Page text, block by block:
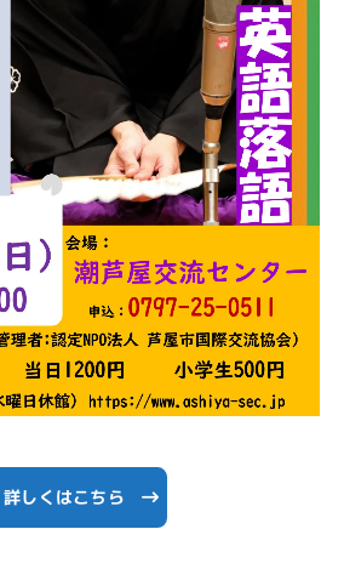
詳しくはこちら